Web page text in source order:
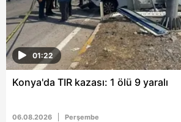
01:22
Konya'da TIR kazası: 1 ölü 9 yaralı
06.08.2026 Perşembe